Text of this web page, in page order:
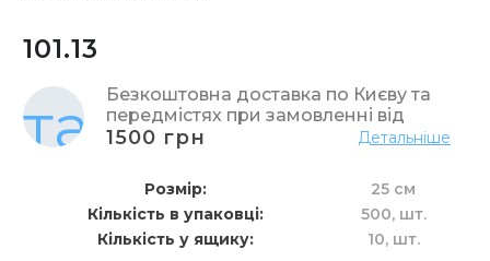
101.13
Безкоштовна доставка по Києву та
передмістях при замовленні від
1500 грн Детальніше
Розмір
25 см
Кількість в упаковці
500, шт.
Кількість у ящику
10, шт.